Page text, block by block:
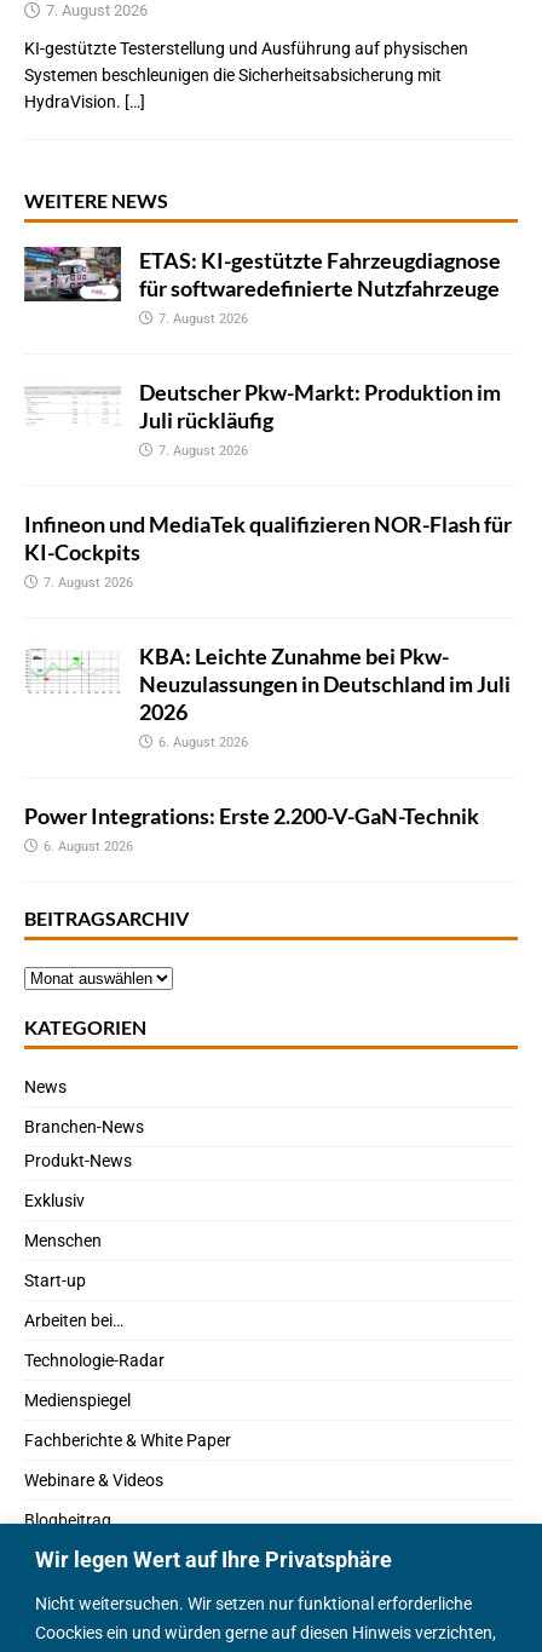
Wir legen Wert auf Ihre Privatsphäre
Nicht weitersuchen. Wir setzen nur funktional erforderliche
Coockies ein und würden gerne auf diesen Hinweis verzichten,
7. August 2026
KI-gestützte Testerstellung und Ausführung auf physischen
Systemen beschleunigen die Sicherheitsabsicherung mit
HydraVision. […]
WEITERE NEWS
ETAS: KI-gestützte Fahrzeugdiagnose
für softwaredefinierte Nutzfahrzeuge
7. August 2026
Deutscher Pkw-Markt: Produktion im
Juli rückläufig
7. August 2026
Infineon und MediaTek qualifizieren NOR-Flash für
KI-Cockpits
7. August 2026
KBA: Leichte Zunahme bei Pkw-
Neuzulassungen in Deutschland im Juli
2026
6. August 2026
Power Integrations: Erste 2.200-V-GaN-Technik
6. August 2026
BEITRAGSARCHIV
KATEGORIEN
News
Branchen-News
Produkt-News
Exklusiv
Menschen
Start-up
Arbeiten bei…
Technologie-Radar
Medienspiegel
Fachberichte & White Paper
Webinare & Videos
Blogbeitrag
Fachbücher
Marktreport
Podcasts